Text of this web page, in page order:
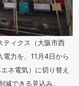
ティクス（大阪市西
力を、11月4日から
ネ電気）に切り替え
減できる見込み。